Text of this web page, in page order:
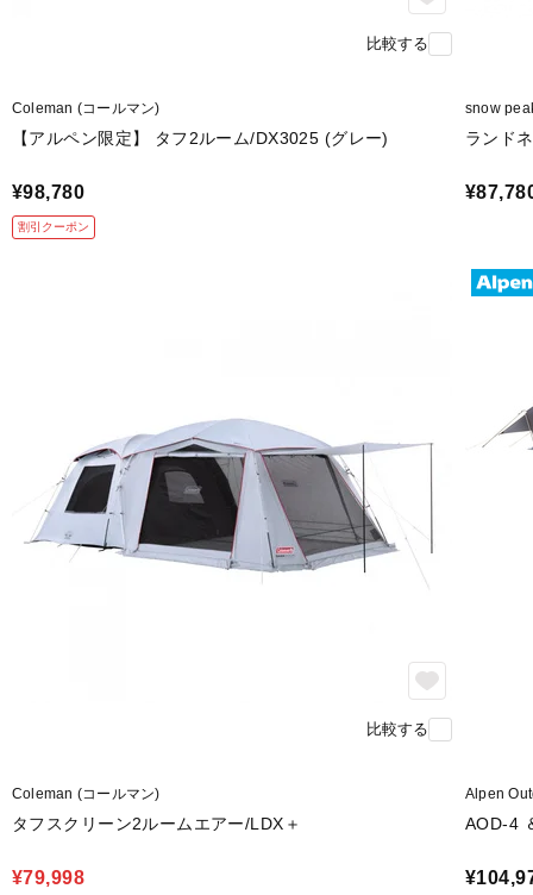
比較する
Coleman (コールマン)
【アルペン限定】 タフ2ルーム/DX3025 (グレー)
¥98,780
割引クーポン
snow
ランド
比較する
Coleman (コールマン)
タフスクリーン2ルームエアー/LDX＋
¥79,998
Alpen
AOD-4